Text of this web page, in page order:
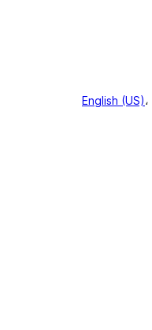
English (US)،